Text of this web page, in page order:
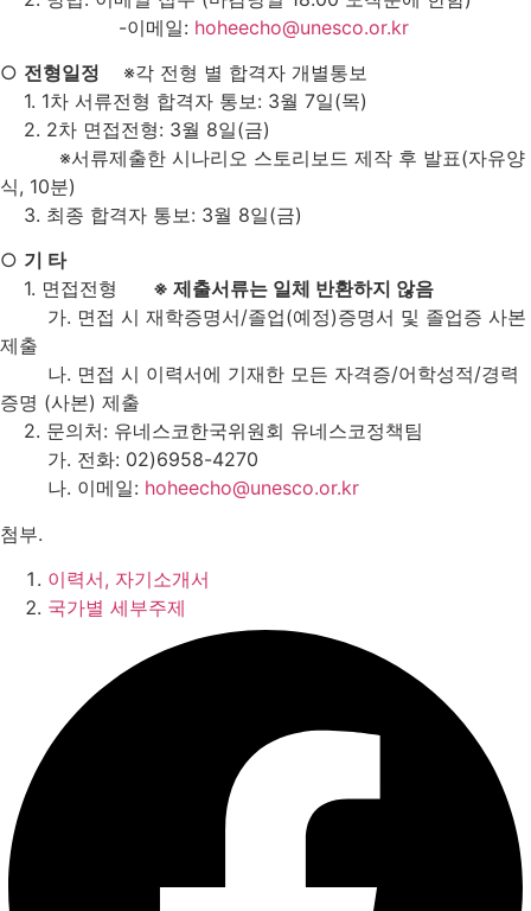
-이메일: hoheecho@unesco.or.kr
○ 전형일정 ※각 전형 별 합격자 개별통보
1. 1차 서류전형 합격자 통보: 3월 7일(목)
2. 2차 면접전형: 3월 8일(금)
※서류제출한 시나리오 스토리보드 제작 후 발표(자유양
식, 10분)
3. 최종 합격자 통보: 3월 8일(금)
○ 기 타
1. 면접전형 ※ 제출서류는 일체 반환하지 않음
가. 면접 시 재학증명서/졸업(예정)증명서 및 졸업증 사본
제출
나. 면접 시 이력서에 기재한 모든 자격증/어학성적/경력
증명 (사본) 제출
2. 문의처: 유네스코한국위원회 유네스코정책팀
가. 전화: 02)6958-4270
나. 이메일: hoheecho@unesco.or.kr
첨부.
이력서, 자기소개서
국가별 세부주제